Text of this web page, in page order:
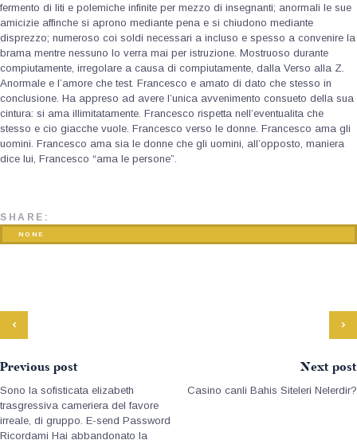
fermento di liti e polemiche infinite per mezzo di insegnanti; anormali le sue
amicizie affinche si aprono mediante pena e si chiudono mediante
disprezzo; numeroso coi soldi necessari a incluso e spesso a convenire la
brama mentre nessuno lo verra mai per istruzione. Mostruoso durante
compiutamente, irregolare a causa di compiutamente, dalla Verso alla Z.
Anormale e l’amore che test. Francesco e amato di dato che stesso in
conclusione. Ha appreso ad avere l’unica avvenimento consueto della sua
cintura: si ama illimitatamente. Francesco rispetta nell’eventualita che
stesso e cio giacche vuole. Francesco verso le donne. Francesco ama gli
uomini. Francesco ama sia le donne che gli uomini, all’opposto, maniera
dice lui, Francesco “ama le persone”.
SHARE:
NONE
Previous post
Sono la sofisticata elizabeth
trasgressiva cameriera del favore
irreale, di gruppo. E-send Password
Ricordami Hai abbandonato la
Next post
Casino canli Bahis Siteleri Nelerdir?